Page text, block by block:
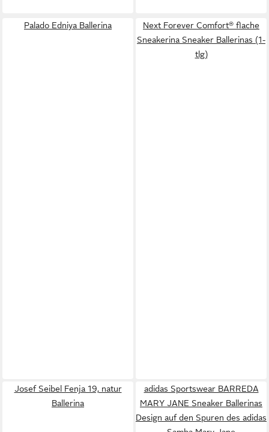
Palado Edniya Ballerina
Next Forever Comfort® flache
Sneakerina Sneaker Ballerinas (1-
tlg)
Josef Seibel Fenja 19, natur
Ballerina
adidas Sportswear BARREDA
MARY JANE Sneaker Ballerinas
Design auf den Spuren des adidas